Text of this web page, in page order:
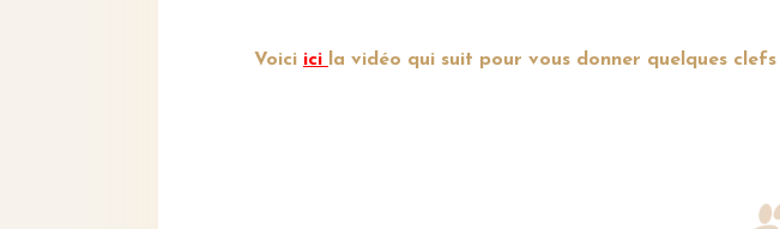
Voici ici la vidéo qui suit pour vous donner quelques clefs